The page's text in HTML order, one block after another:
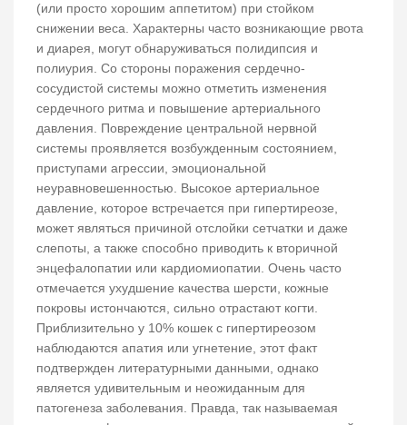
(или просто хорошим аппетитом) при стойком
снижении веса. Характерны часто возникающие рвота
и диарея, могут обнаруживаться полидипсия и
полиурия. Со стороны поражения сердечно-
сосудистой системы можно отметить изменения
сердечного ритма и повышение артериального
давления. Повреждение центральной нервной
системы проявляется возбужденным состоянием,
приступами агрессии, эмоциональной
неуравновешенностью. Высокое артериальное
давление, которое встречается при гипертиреозе,
может являться причиной отслойки сетчатки и даже
слепоты, а также способно приводить к вторичной
энцефалопатии или кардиомиопатии. Очень часто
отмечается ухудшение качества шерсти, кожные
покровы истончаются, сильно отрастают когти.
Приблизительно у 10% кошек с гипертиреозом
наблюдаются апатия или угнетение, этот факт
подтвержден литературными данными, однако
является удивительным и неожиданным для
патогенеза заболевания. Правда, так называемая